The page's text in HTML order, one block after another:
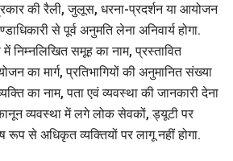
की रैली, जुलूस, धरना-प्रदर्शन या आयोजन
से पूर्व अनुमति लेना अनिवार्य होगा.
निम्नलिखित समूह का नाम, प्रस्तावित
का मार्ग, प्रतिभागियों की अनुमानित संख्या
का नाम, पता एवं व्यवस्था की जानकारी देना
व्यवस्था में लगे लोक सेवकों, ड्यूटी पर
से अधिकृत व्यक्तियों पर लागू नहीं होगा.